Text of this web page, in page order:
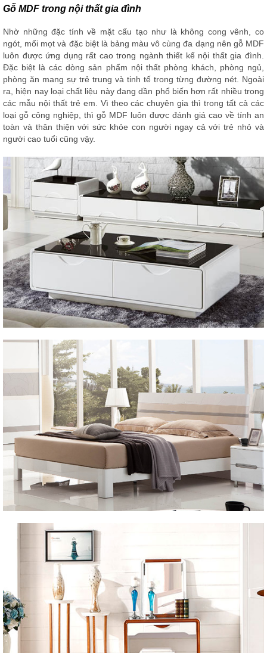
Gỗ MDF trong nội thất gia đình
Nhờ những đặc tính về mặt cấu tạo như là không cong vênh, co
ngót, mối mọt và đặc biệt là bảng màu vô cùng đa dạng nên gỗ MDF
luôn được ứng dụng rất cao trong ngành thiết kế nội thất gia đình.
Đặc biệt là các dòng sản phẩm nội thất phòng khách, phòng ngủ,
phòng ăn mang sự trẻ trung và tinh tế trong từng đường nét. Ngoài
ra, hiện nay loại chất liệu này đang dần phổ biến hơn rất nhiều trong
các mẫu nội thất trẻ em. Vì theo các chuyên gia thì trong tất cả các
loại gỗ công nghiệp, thì gỗ MDF luôn được đánh giá cao về tính an
toàn và thân thiện với sức khỏe con người ngay cả với trẻ nhỏ và
người cao tuổi cũng vậy.